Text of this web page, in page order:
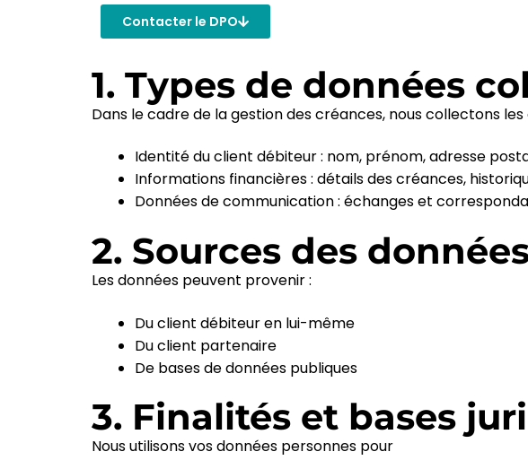
Contacter le DPO
1. Types de données
Dans le cadre de la gestion des créances, nous collectons les
Identité du client débiteur : nom, prénom, adresse
Informations financières : détails des créances,
Données de communication : échanges et
2. Sources des
Les données peuvent provenir :
Du client débiteur en lui-même
Du client partenaire
De bases de données publiques
3. Finalités et bases
Nous utilisons vos données personnes pour